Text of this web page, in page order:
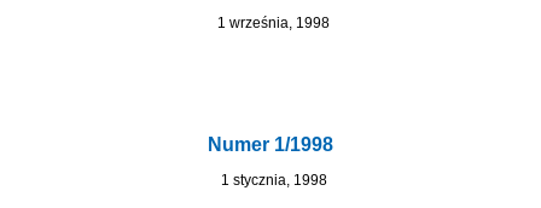
1 września, 1998
Numer 1/1998
1 stycznia, 1998